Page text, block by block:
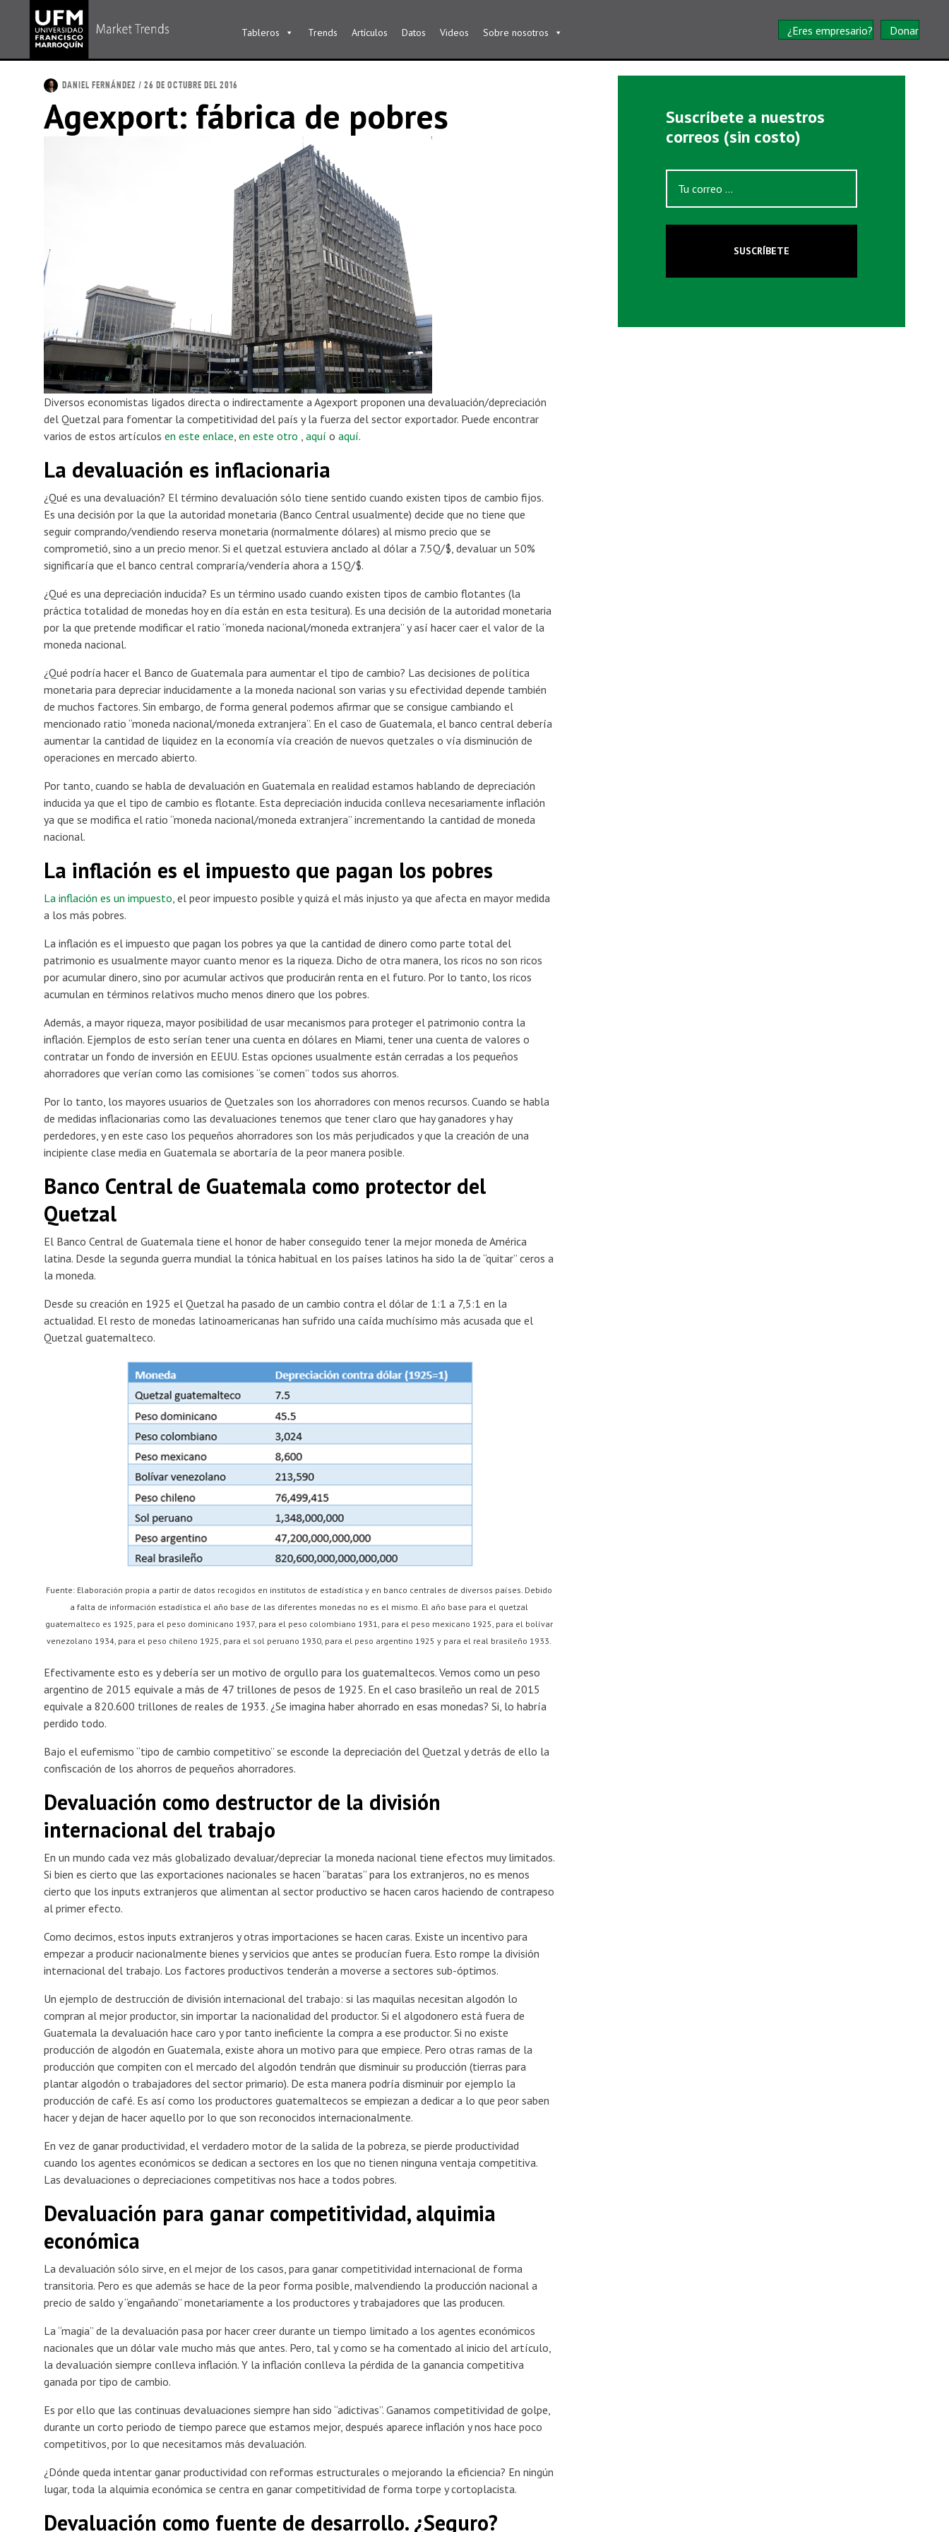
Tableros Trends Artículos Datos Videos Sobre nosotros ¿Eres empresario? Donar
DANIEL FERNÁNDEZ / 26 DE OCTUBRE DEL 2016
Agexport: fábrica de pobres
Diversos economistas ligados directa o indirectamente a Agexport proponen una devaluación/depreciación
del Quetzal para fomentar la competitividad del país y la fuerza del sector exportador. Puede encontrar
varios de estos artículos en este enlace, en este otro , aquí o aquí.
La devaluación es inflacionaria
¿Qué es una devaluación? El término devaluación sólo tiene sentido cuando existen tipos de cambio fijos.
Es una decisión por la que la autoridad monetaria (Banco Central usualmente) decide que no tiene que
seguir comprando/vendiendo reserva monetaria (normalmente dólares) al mismo precio que se
comprometió, sino a un precio menor. Si el quetzal estuviera anclado al dólar a 7.5Q/$, devaluar un 50%
significaría que el banco central compraría/vendería ahora a 15Q/$.
¿Qué es una depreciación inducida? Es un término usado cuando existen tipos de cambio flotantes (la
práctica totalidad de monedas hoy en día están en esta tesitura). Es una decisión de la autoridad monetaria
por la que pretende modificar el ratio “moneda nacional/moneda extranjera” y así hacer caer el valor de la
moneda nacional.
¿Qué podría hacer el Banco de Guatemala para aumentar el tipo de cambio? Las decisiones de política
monetaria para depreciar inducidamente a la moneda nacional son varias y su efectividad depende también
de muchos factores. Sin embargo, de forma general podemos afirmar que se consigue cambiando el
mencionado ratio “moneda nacional/moneda extranjera”. En el caso de Guatemala, el banco central debería
aumentar la cantidad de liquidez en la economía vía creación de nuevos quetzales o vía disminución de
operaciones en mercado abierto.
Por tanto, cuando se habla de devaluación en Guatemala en realidad estamos hablando de depreciación
inducida ya que el tipo de cambio es flotante. Esta depreciación inducida conlleva necesariamente inflación
ya que se modifica el ratio “moneda nacional/moneda extranjera” incrementando la cantidad de moneda
nacional.
La inflación es el impuesto que pagan los pobres
La inflación es un impuesto, el peor impuesto posible y quizá el más injusto ya que afecta en mayor medida
a los más pobres.
La inflación es el impuesto que pagan los pobres ya que la cantidad de dinero como parte total del
patrimonio es usualmente mayor cuanto menor es la riqueza. Dicho de otra manera, los ricos no son ricos
por acumular dinero, sino por acumular activos que producirán renta en el futuro. Por lo tanto, los ricos
acumulan en términos relativos mucho menos dinero que los pobres.
Además, a mayor riqueza, mayor posibilidad de usar mecanismos para proteger el patrimonio contra la
inflación. Ejemplos de esto serían tener una cuenta en dólares en Miami, tener una cuenta de valores o
contratar un fondo de inversión en EEUU. Estas opciones usualmente están cerradas a los pequeños
ahorradores que verían como las comisiones “se comen” todos sus ahorros.
Por lo tanto, los mayores usuarios de Quetzales son los ahorradores con menos recursos. Cuando se habla
de medidas inflacionarias como las devaluaciones tenemos que tener claro que hay ganadores y hay
perdedores, y en este caso los pequeños ahorradores son los más perjudicados y que la creación de una
incipiente clase media en Guatemala se abortaría de la peor manera posible.
Banco Central de Guatemala como protector del
Quetzal
El Banco Central de Guatemala tiene el honor de haber conseguido tener la mejor moneda de América
latina. Desde la segunda guerra mundial la tónica habitual en los países latinos ha sido la de “quitar” ceros a
la moneda.
Desde su creación en 1925 el Quetzal ha pasado de un cambio contra el dólar de 1:1 a 7,5:1 en la
actualidad. El resto de monedas latinoamericanas han sufrido una caída muchísimo más acusada que el
Quetzal guatemalteco.
Fuente: Elaboración propia a partir de datos recogidos en institutos de estadística y en banco centrales de diversos países. Debido
a falta de información estadística el año base de las diferentes monedas no es el mismo. El año base para el quetzal
guatemalteco es 1925, para el peso dominicano 1937, para el peso colombiano 1931, para el peso mexicano 1925, para el bolívar
venezolano 1934, para el peso chileno 1925, para el sol peruano 1930, para el peso argentino 1925 y para el real brasileño 1933.
Efectivamente esto es y debería ser un motivo de orgullo para los guatemaltecos. Vemos como un peso
argentino de 2015 equivale a más de 47 trillones de pesos de 1925. En el caso brasileño un real de 2015
equivale a 820.600 trillones de reales de 1933. ¿Se imagina haber ahorrado en esas monedas? Si, lo habría
perdido todo.
Bajo el eufemismo “tipo de cambio competitivo” se esconde la depreciación del Quetzal y detrás de ello la
confiscación de los ahorros de pequeños ahorradores.
Devaluación como destructor de la división
internacional del trabajo
En un mundo cada vez más globalizado devaluar/depreciar la moneda nacional tiene efectos muy limitados.
Si bien es cierto que las exportaciones nacionales se hacen “baratas” para los extranjeros, no es menos
cierto que los inputs extranjeros que alimentan al sector productivo se hacen caros haciendo de contrapeso
al primer efecto.
Como decimos, estos inputs extranjeros y otras importaciones se hacen caras. Existe un incentivo para
empezar a producir nacionalmente bienes y servicios que antes se producían fuera. Esto rompe la división
internacional del trabajo. Los factores productivos tenderán a moverse a sectores sub-óptimos.
Un ejemplo de destrucción de división internacional del trabajo: si las maquilas necesitan algodón lo
compran al mejor productor, sin importar la nacionalidad del productor. Si el algodonero está fuera de
Guatemala la devaluación hace caro y por tanto ineficiente la compra a ese productor. Si no existe
producción de algodón en Guatemala, existe ahora un motivo para que empiece. Pero otras ramas de la
producción que compiten con el mercado del algodón tendrán que disminuir su producción (tierras para
plantar algodón o trabajadores del sector primario). De esta manera podría disminuir por ejemplo la
producción de café. Es así como los productores guatemaltecos se empiezan a dedicar a lo que peor saben
hacer y dejan de hacer aquello por lo que son reconocidos internacionalmente.
En vez de ganar productividad, el verdadero motor de la salida de la pobreza, se pierde productividad
cuando los agentes económicos se dedican a sectores en los que no tienen ninguna ventaja competitiva.
Las devaluaciones o depreciaciones competitivas nos hace a todos pobres.
Devaluación para ganar competitividad, alquimia
económica
La devaluación sólo sirve, en el mejor de los casos, para ganar competitividad internacional de forma
transitoria. Pero es que además se hace de la peor forma posible, malvendiendo la producción nacional a
precio de saldo y “engañando” monetariamente a los productores y trabajadores que las producen.
La “magia” de la devaluación pasa por hacer creer durante un tiempo limitado a los agentes económicos
nacionales que un dólar vale mucho más que antes. Pero, tal y como se ha comentado al inicio del artículo,
la devaluación siempre conlleva inflación. Y la inflación conlleva la pérdida de la ganancia competitiva
ganada por tipo de cambio.
Es por ello que las continuas devaluaciones siempre han sido “adictivas”. Ganamos competitividad de golpe,
durante un corto periodo de tiempo parece que estamos mejor, después aparece inflación y nos hace poco
competitivos, por lo que necesitamos más devaluación.
¿Dónde queda intentar ganar productividad con reformas estructurales o mejorando la eficiencia? En ningún
lugar, toda la alquimia económica se centra en ganar competitividad de forma torpe y cortoplacista.
Devaluación como fuente de desarrollo. ¿Seguro?
Suscríbete a nuestros
correos (sin costo)
SUSCRÍBETE